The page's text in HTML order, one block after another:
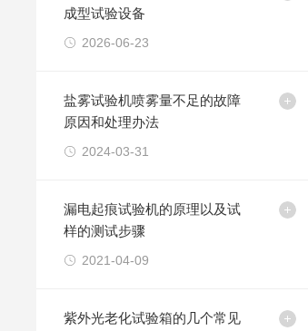
成型试验设备
2026-06-23
盐雾试验机喷雾量不足的故障
原因和处理办法
2024-03-31
漏电起痕试验机的原理以及试
样的测试步骤
2021-04-09
紫外光老化试验箱的几个常见